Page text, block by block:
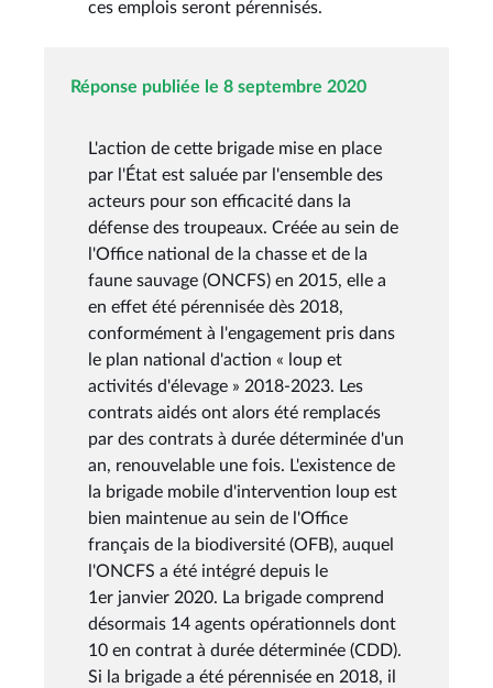
ces emplois seront pérennisés.
Réponse publiée le 8 septembre 2020
L'action de cette brigade mise en place
par l'État est saluée par l'ensemble des
acteurs pour son efficacité dans la
défense des troupeaux. Créée au sein de
l'Office national de la chasse et de la
faune sauvage (ONCFS) en 2015, elle a
en effet été pérennisée dès 2018,
conformément à l'engagement pris dans
le plan national d'action « loup et
activités d'élevage » 2018-2023. Les
contrats aidés ont alors été remplacés
par des contrats à durée déterminée d'un
an, renouvelable une fois. L'existence de
la brigade mobile d'intervention loup est
bien maintenue au sein de l'Office
français de la biodiversité (OFB), auquel
l'ONCFS a été intégré depuis le
1er janvier 2020. La brigade comprend
désormais 14 agents opérationnels dont
10 en contrat à durée déterminée (CDD).
Si la brigade a été pérennisée en 2018, il